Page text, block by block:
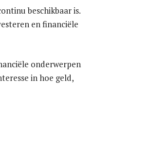
beschikbaar is.
en financiële
onderwerpen
in hoe geld,